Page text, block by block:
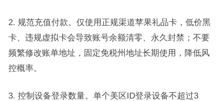
2. 规范充值付款。仅使用正规渠道苹果礼品卡，低价黑
卡、违规虚拟卡会导致账号余额清零、永久封禁；不要
频繁修改账单地址，固定免税州地址长期使用，降低风
控概率。
3. 控制设备登录数量。单个美区ID登录设备不超过3